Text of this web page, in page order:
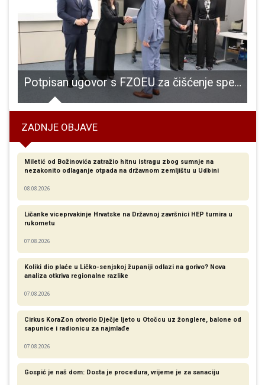
Potpisan ugovor s FZOEU za čišćenje speleoloških objekata u Nacionalnom parku Plitvička jezera
ZADNJE OBJAVE
Miletić od Božinovića zatražio hitnu istragu zbog sumnje na
nezakonito odlaganje otpada na državnom zemljištu u Udbini
08.08.2026
Ličanke viceprvakinje Hrvatske na Državnoj završnici HEP turnira u
rukometu
07.08.2026
Koliki dio plaće u Ličko-senjskoj županiji odlazi na gorivo? Nova
analiza otkriva regionalne razlike​
07.08.2026
Cirkus KoraZon otvorio Dječje ljeto u Otočcu uz žonglere, balone od
sapunice i radionicu za najmlađe
07.08.2026
Gospić je naš dom: Dosta je procedura, vrijeme je za sanaciju